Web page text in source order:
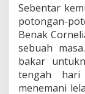
Sebentar
potongan-
Benak
sebuah
bakar
tengah
menemani